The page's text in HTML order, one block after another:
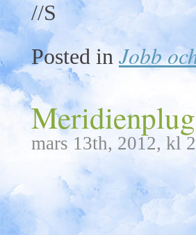
//S
Posted in Jobb
mars 13th, 2012, kl